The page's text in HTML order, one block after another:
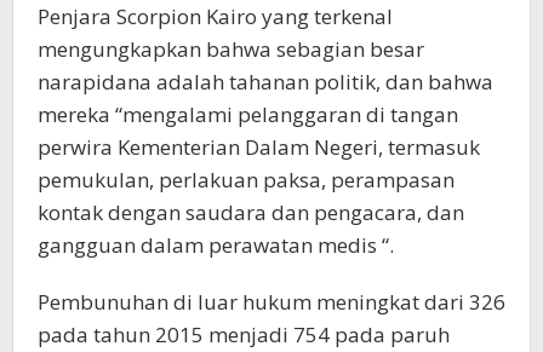
Penjara Scorpion Kairo yang terkenal
mengungkapkan bahwa sebagian besar
narapidana adalah tahanan politik, dan bahwa
mereka “mengalami pelanggaran di tangan
perwira Kementerian Dalam Negeri, termasuk
pemukulan, perlakuan paksa, perampasan
kontak dengan saudara dan pengacara, dan
gangguan dalam perawatan medis “.
Pembunuhan di luar hukum meningkat dari 326
pada tahun 2015 menjadi 754 pada paruh